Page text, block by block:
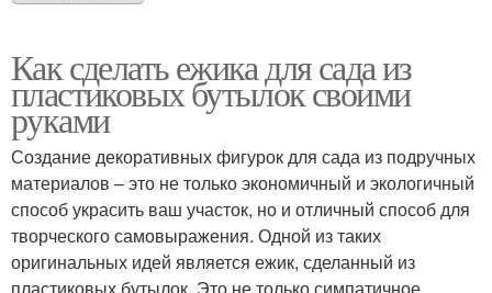
Как сделать ежика для сада из
пластиковых бутылок своими
руками
Создание декоративных фигурок для сада из подручных
материалов – это не только экономичный и экологичный
способ украсить ваш участок, но и отличный способ для
творческого самовыражения. Одной из таких
оригинальных идей является ежик, сделанный из